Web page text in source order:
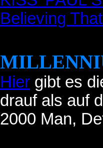
Believing
Hier gibt es
drauf als auf
2000 Man,